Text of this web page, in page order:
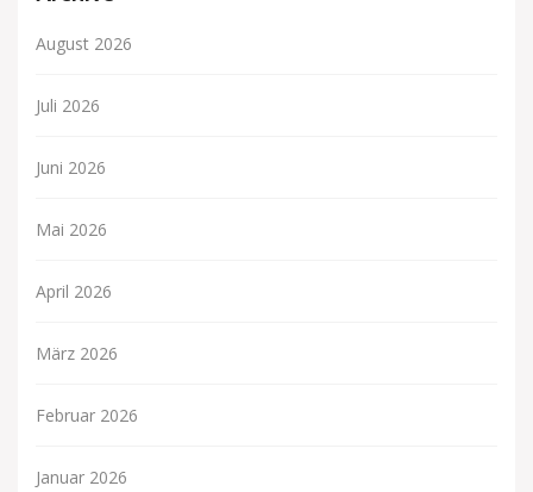
August 2026
Juli 2026
Juni 2026
Mai 2026
April 2026
März 2026
Februar 2026
Januar 2026